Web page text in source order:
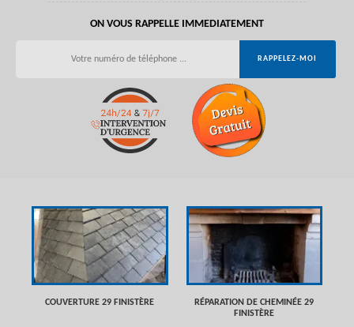
ON VOUS RAPPELLE IMMEDIATEMENT
COUVERTURE 29 FINISTÈRE
RÉPARATION DE CHEMINÉE 29
FINISTÈRE